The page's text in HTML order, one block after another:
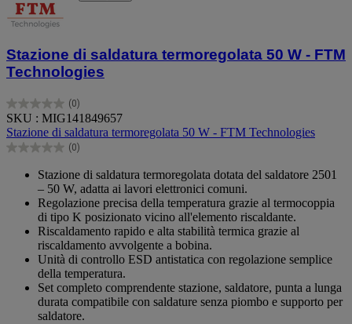
Stazione di saldatura termoregolata 50 W - FTM
Technologies
(0)
0.0
su
5
stelle.
SKU : MIG141849657
Stazione di saldatura termoregolata 50 W - FTM Technologies
(0)
0.0
Stazione di saldatura termoregolata dotata del saldatore 2501
– 50 W, adatta ai lavori elettronici comuni.
Regolazione precisa della temperatura grazie al termocoppia
di tipo K posizionato vicino all'elemento riscaldante.
Riscaldamento rapido e alta stabilità termica grazie al
riscaldamento avvolgente a bobina.
Unità di controllo ESD antistatica con regolazione semplice
della temperatura.
Set completo comprendente stazione, saldatore, punta a lunga
durata compatibile con saldature senza piombo e supporto per
saldatore.